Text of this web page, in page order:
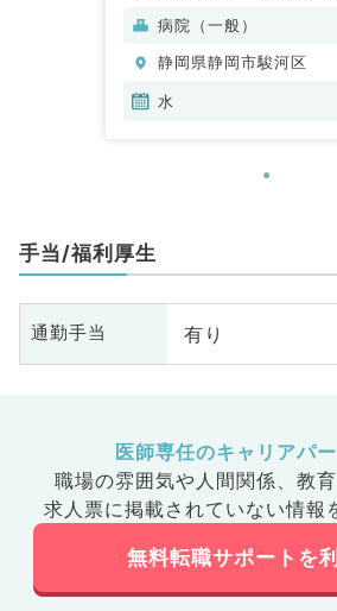
科、呼吸器内科、消化
内科
病院（一般）
静岡県静岡市駿河区
水
手当/福利厚生
通勤手当 有り
医師専任のキャリアパ
職場の雰囲気や人間関係、 教
求人票に掲載されていない情報
無料転職サポートを